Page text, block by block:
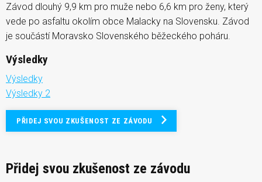
Závod dlouhý 9,9 km pro muže nebo 6,6 km pro ženy, který
vede po asfaltu okolím obce Malacky na Slovensku. Závod
je součástí Moravsko Slovenského běžeckého poháru.
Výsledky
Výsledky
Výsledky 2
PŘIDEJ SVOU ZKUŠENOST ZE ZÁVODU
Přidej svou zkušenost ze závodu